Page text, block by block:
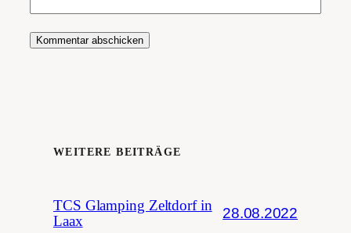
WEITERE BEITRÄGE
TCS Glamping Zeltdorf in
Laax
28.08.2022